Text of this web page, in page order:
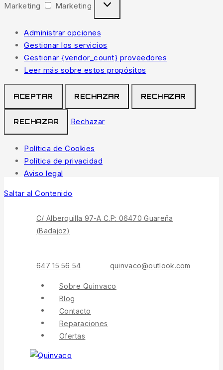
Marketing Marketing
Administrar opciones
Gestionar los servicios
Gestionar {vendor_count} proveedores
Leer más sobre estos propósitos
ACEPTAR RECHAZAR RECHAZAR
RECHAZAR Rechazar
Política de Cookies
Política de privacidad
Aviso legal
Saltar al Contenido
C/ Alberquilla 97-A C.P: 06470 Guareña
(Badajoz)
647 15 56 54 quinvaco@outlook.com
Sobre Quinvaco
Blog
Contacto
Reparaciones
Ofertas